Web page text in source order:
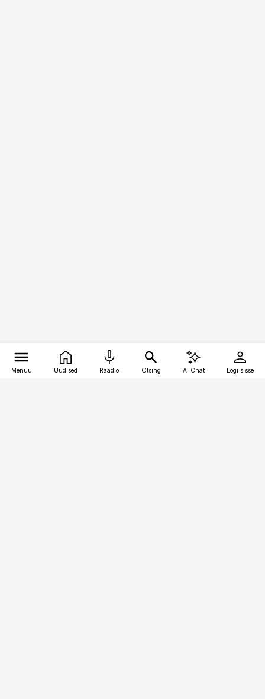
Menüü Uudised Raadio Otsing AI Chat Logi sisse